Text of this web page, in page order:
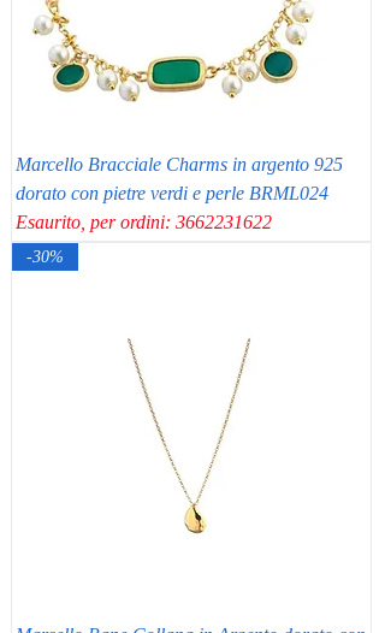
Marcello Bracciale Charms in argento 925
dorato con pietre verdi e perle BRML024
Esaurito, per ordini: 3662231622
-30%